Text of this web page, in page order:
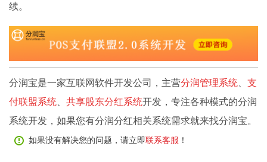
续。
分润宝是一家互联网软件开发公司，主营分润管理系统
支
付联盟系统
共享股东分红系统开发，专注各种模式的分润
系统开发，如果您有分润分红相关系统需求就来找分润宝。
如果没有解决您的问题，请立即联系客服 ！